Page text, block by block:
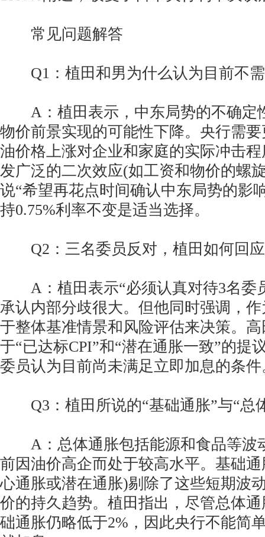
常见问题解答
Q1：植田和男为什么认为目前不需
A：植田表示，中东局势的不确定
物价前景实现的可能性下降。央行需
油价格上涨对企业和家庭的实际冲击
发广泛的二次效应(如工资和物价的螺
说“希望再花点时间确认中东局势的影
持0.75%利率不变是适当选择。
Q2：三名委员反对，植田如何回
A：植田表示“必须认真对待3名委
承认内部分歧很大。但他同时强调，
于整体基准情景和风险评估来决策。
于“已达标CPI”和“潜在通胀一致”的提
委员认为目前尚未满足立即加息的条件
Q3：植田所说的“基础通胀”与“总
A：总体通胀包括能源和食品等波
前因油价高企而处于较高水平。基础
心通胀或潜在通胀)剔除了这些短期波
价的持久趋势。植田指出，尽管总体
础通胀仍略低于2%，因此央行不能简